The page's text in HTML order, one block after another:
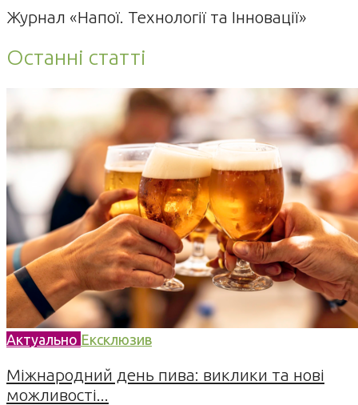
Журнал «Напої. Технології та Інновації»
Останні статті
Актуально Ексклюзив
Міжнародний день пива: виклики та нові
можливості...